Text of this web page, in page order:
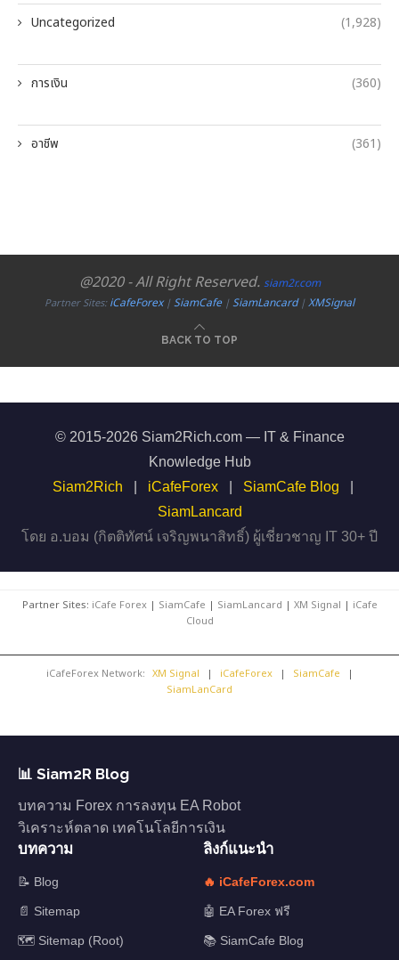
Uncategorized (1,928)
การเงิน (360)
อาชีพ (361)
@2020 - All Right Reserved. siam2r.com
Partner Sites:iCafeForex|SiamCafe|SiamLancard|XMSignal
BACK TO TOP
© 2015-2026 Siam2Rich.com — IT & Finance
Knowledge Hub
Siam2Rich
iCafeForex SiamCafe Blog
SiamLancard
โดย อ.บอม (กิตติทัศน์ เจริญพนาสิทธิ์) ผู้เชี่ยวชาญ IT 30+ ปี
Partner Sites: iCafe Forex| SiamCafe | SiamLancard | XM Signal | iCafe
Cloud
iCafeForex Network: XM Signal | iCafeForex | SiamCafe
|
SiamLanCard
📊 Siam2R Blog
บทความ Forex การลงทุน EA Robot
วิเคราะห์ตลาด เทคโนโลยีการเงิน
บทความ
📝 Blog
📄 Sitemap
🗺️ Sitemap (Root)
ลิงก์แนะนำ
🔥 iCafeForex.com
🤖 EA Forex ฟรี
📚 SiamCafe Blog